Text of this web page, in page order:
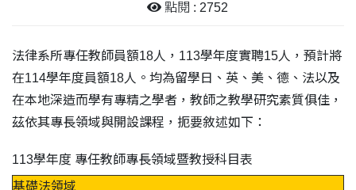
點閱 : 2752
法律系所專任教師員額18人，113學年度實聘15人，預計將
在114學年度員額18人。均為留學日、英、美、德、法以及
在本地深造而學有專精之學者，教師之教學研究素質俱佳，
茲依其專長領域與開設課程，扼要敘述如下：
113學年度 專任教師專長領域暨教授科目表
基礎法領域